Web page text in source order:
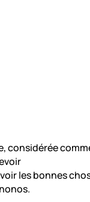
considérée
les bonnes